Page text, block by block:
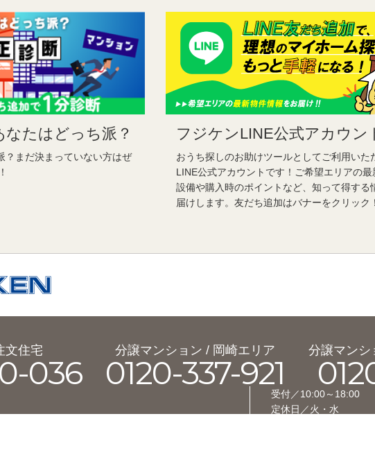
なたはどっち派？
？まだ決まっていない方はぜ
フジケンLINE公式アカウン
おうち探しのお助けツールとしてご利用いた
LINE公式アカウントです！ご希望エリアの最
設備や購入時のポイントなど、知って得する
届けします。友だち追加はバナーをクリック！
文住宅
036
分譲マンション / 岡崎エリア
0120-337-921
分譲マンシ
受付／10:00～18:00
定休日／火・水